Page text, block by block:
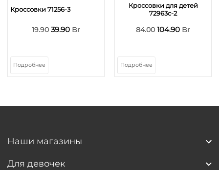
Кроссовки 71256-3
19.90 39.90 Br
Подробнее
Кроссовки для детей
72963с-2
84.00 104.90 Br
Подробнее
Наши магазины
Для девочек